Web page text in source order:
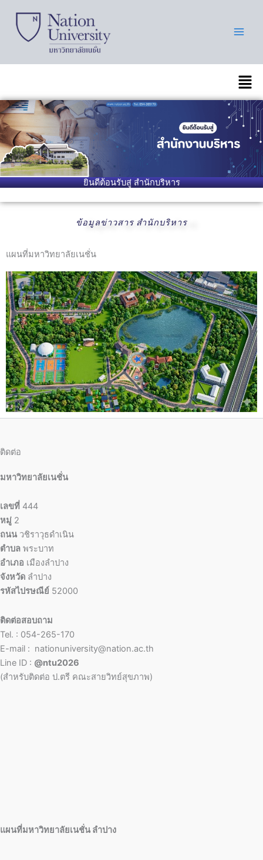
content
เมนู
ยินดีต้อนรับสู่ สำนักบริหาร
ข้อมูลข่าวสาร สำนักบริหาร
แผนที่มหาวิทยาลัยเนชั่น
ติดต่อ
มหาวิทยาลัยเนชั่น
เลขที่ 444
หมู่ 2
ถนน วชิราวุธดำเนิน
ตำบล พระบาท
อำเภอ เมืองลำปาง
จังหวัด ลำปาง
รหัสไปรษณีย์ 52000
ติดต่อสอบถาม
Tel. : 054-265-170
E-mail : nationuniversity@nation.ac.th
Line ID : @ntu2026
(สำหรับติดต่อ ป.ตรี คณะสายวิทย์สุขภาพ)
แผนที่มหาวิทยาลัยเนชั่น ลำปาง